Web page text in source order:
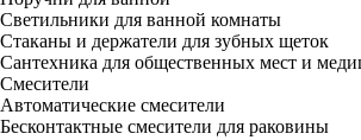
Светильники для ванной комнаты
Стаканы и держатели для зубных щеток
Сантехника для общественных мест и
Смесители
Автоматические смесители
Бесконтактные смесители для раковины